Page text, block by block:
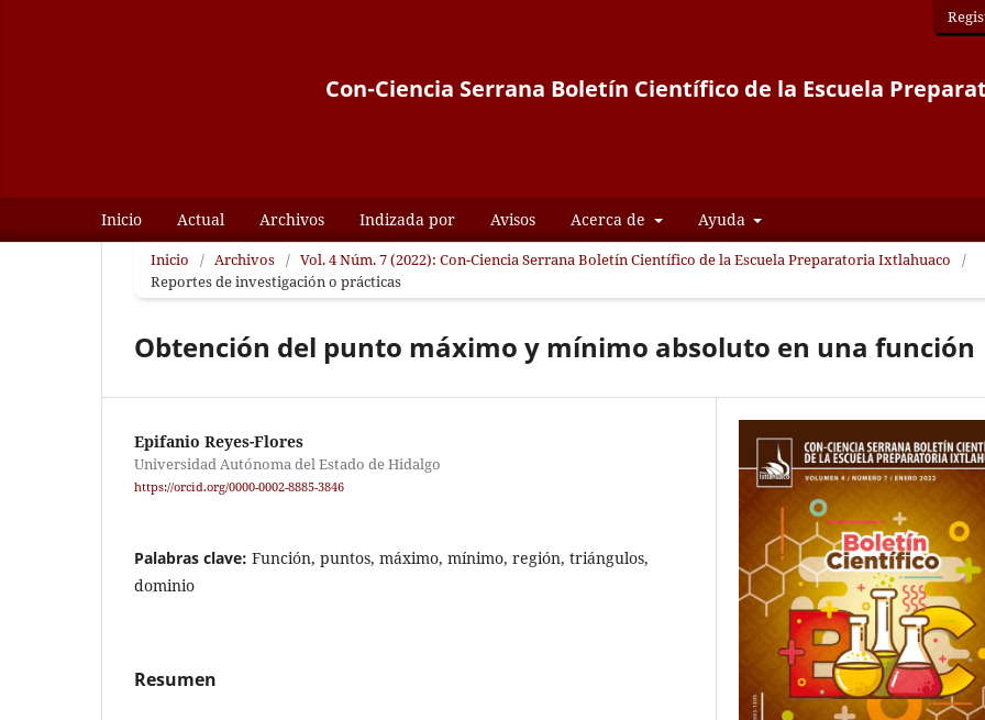
Con-Ciencia Serrana Boletín Científico de la Escuela
Inicio Actual Archivos Indizada por Avisos Acerca de Ayuda
Inicio / Archivos / Vol. 4 Núm. 7 (2022): Con-Ciencia Serrana Boletín Científico de la Escuela Preparatoria Ixtlahuaco
/
Reportes de investigación o prácticas
Obtención del punto máximo y mínimo absoluto en una función
Epifanio Reyes-Flores
Universidad Autónoma del Estado de Hidalgo
https://orcid.org/0000-0002-8885-3846
Palabras clave: Función, puntos, máximo, mínimo, región, triángulos,
dominio
Resumen